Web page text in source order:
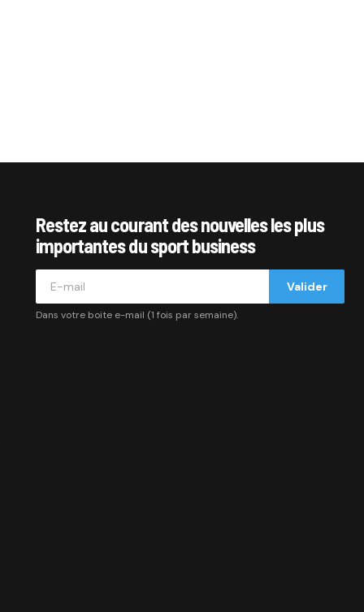
Restez au courant des nouvelles les plus
importantes du sport business
Valider
Dans votre boite e-mail (1 fois par semaine).